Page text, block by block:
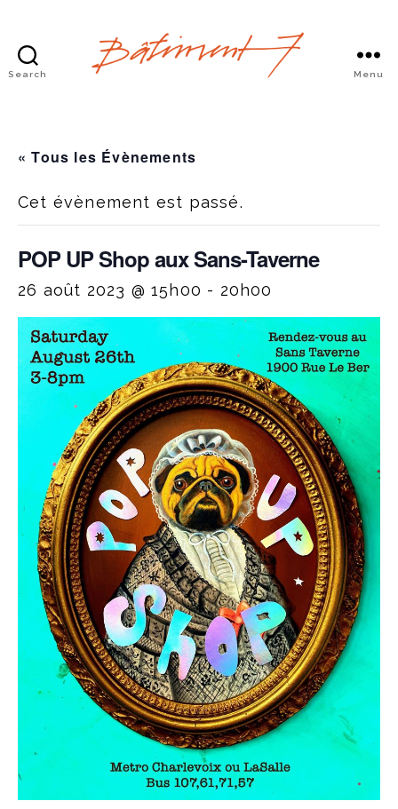
Search Menu
« Tous les Évènements
Cet évènement est passé.
POP UP Shop aux Sans-Taverne
26 août 2023 @ 15h00 - 20h00